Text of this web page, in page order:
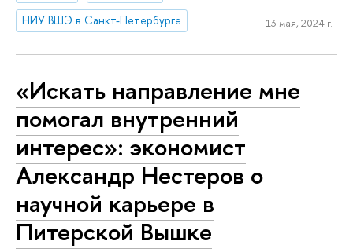
НИУ ВШЭ в Санкт-Петербурге
13 мая, 2024 г.
«Искать направление мне
помогал внутренний
интерес»: экономист
Александр Нестеров о
научной карьере в
Питерской Вышке